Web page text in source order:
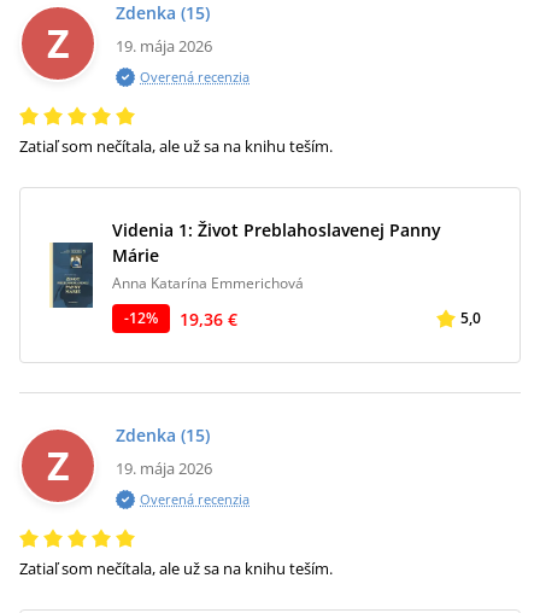
Videnia 1: Život Preblahoslavenej Panny
Márie
Anna Katarína Emmerichová
-12% 19,36 € 5,0
Z
Zdenka (15)
19. mája 2026
Overená recenzia
Zatiaľ som nečítala, ale už sa na knihu teším.
Z
Zdenka (15)
19. mája 2026
Overená recenzia
Zatiaľ som nečítala, ale už sa na knihu teším.